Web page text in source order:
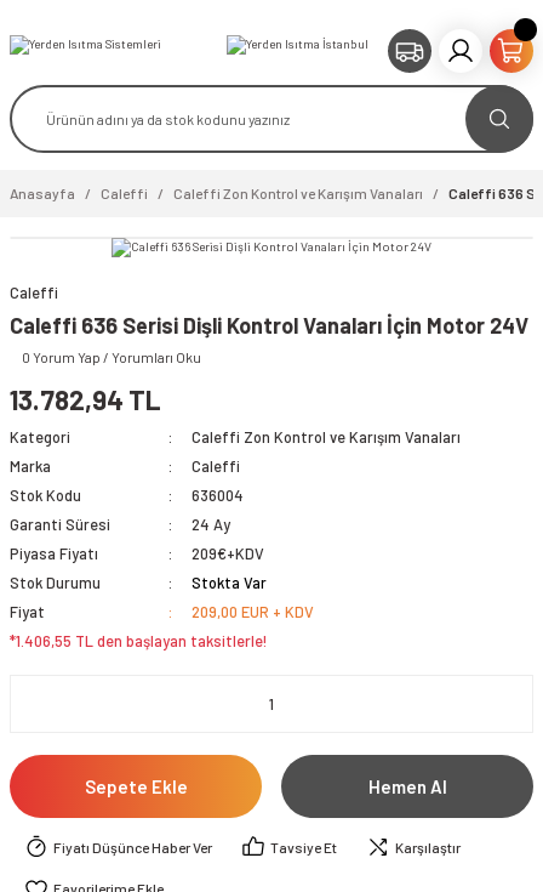
Anasayfa Caleffi Caleffi Zon Kontrol ve Karışım Vanaları Caleffi 636
Caleffi
Caleffi 636 Serisi Dişli Kontrol Vanaları İçin Motor 24V
0 Yorum Yap / Yorumları Oku
13.782,94 TL
Kategori
Caleffi Zon Kontrol ve Karışım Vanaları
Marka
Caleffi
Stok Kodu
636004
Garanti Süresi
24 Ay
Piyasa Fiyatı
209€+KDV
Stok Durumu
Stokta Var
Fiyat
209,00 EUR + KDV
*1.406,55 TL den başlayan taksitlerle!
Sepete Ekle Hemen Al
Fiyatı Düşünce Haber Ver Tavsiye Et Karşılaştır